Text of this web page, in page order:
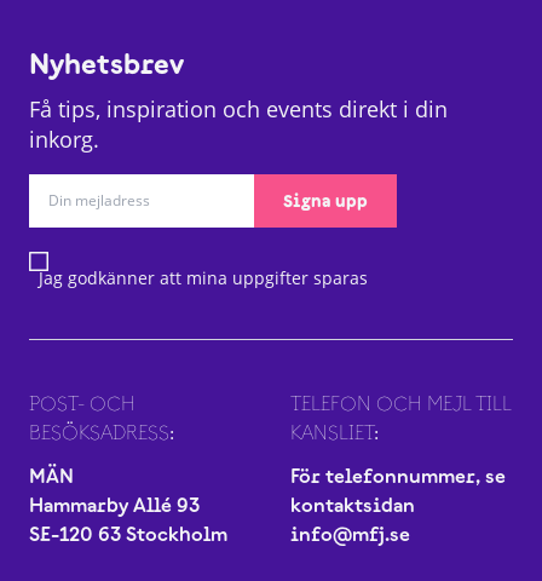
Nyhetsbrev
Få tips, inspiration och events direkt i din
inkorg.
Signa upp
Jag godkänner att mina uppgifter sparas
POST- OCH
BESÖKSADRESS:
MÄN
Hammarby Allé 93
SE-120 63 Stockholm
TELEFON OCH MEJL TILL
KANSLIET:
För telefonnummer, se
kontaktsidan
info@mfj.se